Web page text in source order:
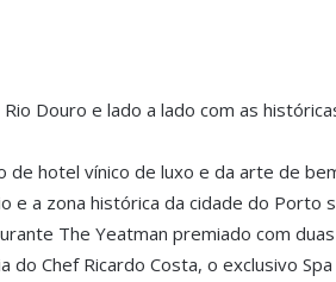
Douro e lado a lado com as
de hotel vínico de luxo e da arte de
e a zona histórica da cidade do Porto
The Yeatman premiado com
Chef Ricardo Costa, o exclusivo